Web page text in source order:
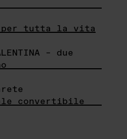
per tutta la vita
– due
convertibile